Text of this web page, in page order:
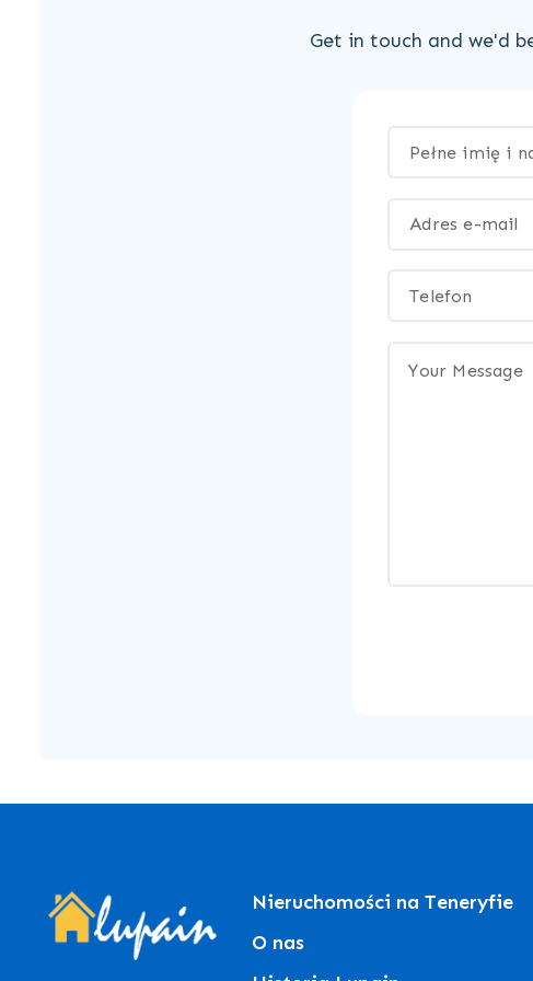
Get in touch and we'd
Nieruchomości na Teneryfie
O nas